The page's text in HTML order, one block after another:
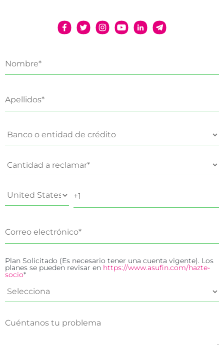
Plan Solicitado (Es necesario tener una cuenta vigente). Los
planes se pueden revisar en https://www.asufin.com/hazte-
socio*